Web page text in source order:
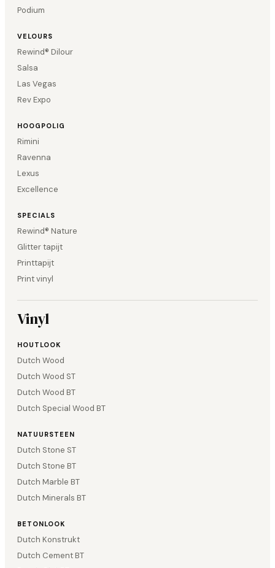
Podium
VELOURS
Rewind® Dilour
Salsa
Las Vegas
Rev Expo
HOOGPOLIG
Rimini
Ravenna
Lexus
Excellence
SPECIALS
Rewind® Nature
Glitter tapijt
Printtapijt
Print vinyl
Vinyl
HOUTLOOK
Dutch Wood
Dutch Wood ST
Dutch Wood BT
Dutch Special Wood BT
NATUURSTEEN
Dutch Stone ST
Dutch Stone BT
Dutch Marble BT
Dutch Minerals BT
BETONLOOK
Dutch Konstrukt
Dutch Cement BT